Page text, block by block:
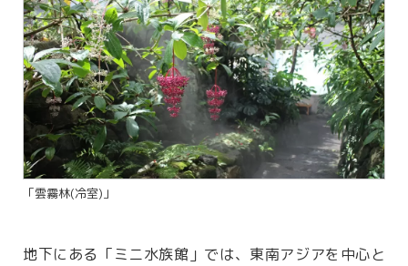
「雲霧林(冷室)」
地下にある「ミニ水族館」では、東南アジアを中心と